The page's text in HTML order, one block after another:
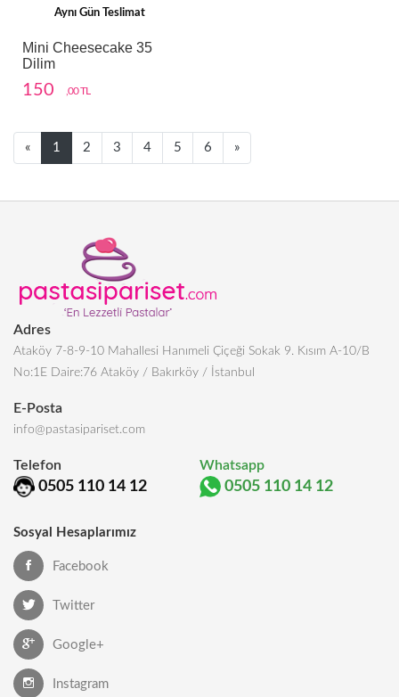
Aynı Gün Teslimat
Mini Cheesecake 35
Dilim
150 ,00 TL
«Next1 2 3 4 5 6 »Next
Adres
Ataköy 7-8-9-10 Mahallesi Hanımeli Çiçeği Sokak 9. Kısım A-10/B
No:1E Daire:76 Ataköy / Bakırköy / İstanbul
E-Posta
info@pastasipariset.com
Telefon
0505 110 14 12
Whatsapp
0505 110 14 12
Sosyal Hesaplarımız
Facebook
Twitter
Google+
Instagram